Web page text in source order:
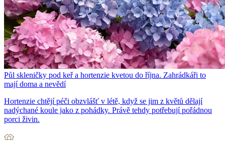
Půl skleničky pod keř a hortenzie kvetou do října. Zahrádkáři to
mají doma a nevědí
Hortenzie chtějí péči obzvlášť v létě, když se jim z květů dělají
nadýchané koule jako z pohádky. Právě tehdy potřebují pořádnou
porci živin.